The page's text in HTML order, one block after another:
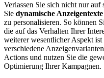
Verlassen Sie sich nicht nur auf
Sie dynamische Anzeigentexte
zu personalisieren. So können
die auf das Verhalten Ihrer
weiterer wesentlicher Aspekt
verschiedene
Actions und nutzen Sie die
Optimierung Ihrer Kampagnen.